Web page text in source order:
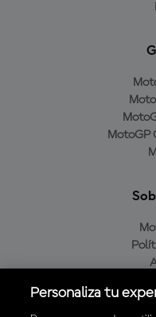
MotoGP
Personaliza tu